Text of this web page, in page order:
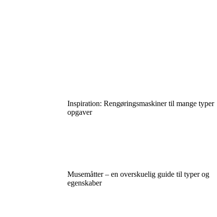
Inspiration: Rengøringsmaskiner til mange typer
opgaver
Musemåtter – en overskuelig guide til typer og
egenskaber